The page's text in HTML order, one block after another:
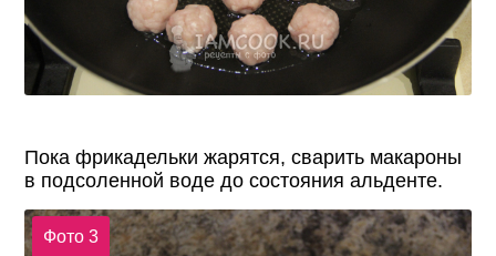
Пока фрикадельки жарятся, сварить макароны
в подсоленной воде до состояния альденте.
Фото 3